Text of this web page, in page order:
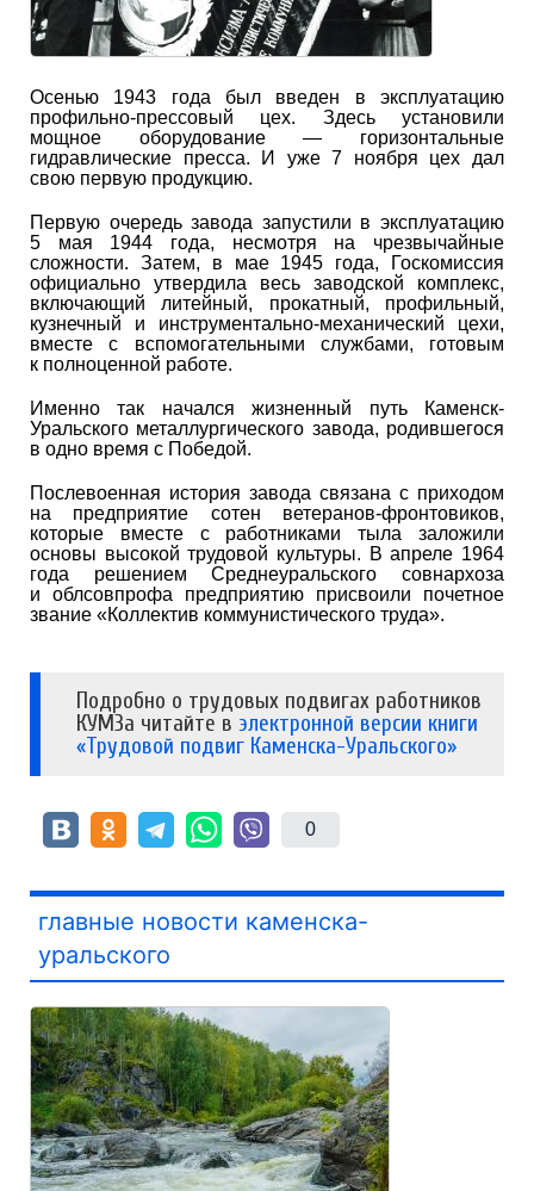
Осенью 1943 года был введен в эксплуатацию
профильно-прессовый цех. Здесь установили
мощное оборудование — горизонтальные
гидравлические пресса. И уже 7 ноября цех дал
свою первую продукцию.
Первую очередь завода запустили в эксплуатацию
5 мая 1944 года, несмотря на чрезвычайные
сложности. Затем, в мае 1945 года, Госкомиссия
официально утвердила весь заводской комплекс,
включающий литейный, прокатный, профильный,
кузнечный и инструментально-механический цехи,
вместе с вспомогательными службами, готовым
к полноценной работе.
Именно так начался жизненный путь Каменск-
Уральского металлургического завода, родившегося
в одно время с Победой.
Послевоенная история завода связана с приходом
на предприятие сотен ветеранов-фронтовиков,
которые вместе с работниками тыла заложили
основы высокой трудовой культуры. В апреле 1964
года решением Среднеуральского совнархоза
и облсовпрофа предприятию присвоили почетное
звание «Коллектив коммунистического труда».
Подробно о трудовых подвигах работников
КУМЗа читайте в электронной версии книги
«Трудовой подвиг Каменска-Уральского»
0
главные новости каменска-
уральского